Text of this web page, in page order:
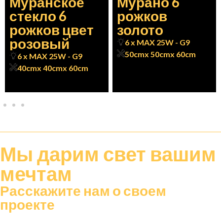
стекло 6
рожков цвет
розовый
6 x MAX 25W - G9
40cmx 40cmx 60cm
рожков
золото
6 x MAX 25W - G9
50cmx 50cmx 60cm
Мы дарим свет вашим
мечтам
Расскажите нам о своем
проекте